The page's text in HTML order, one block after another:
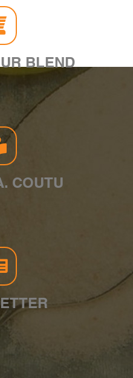
BLEND
COUTU